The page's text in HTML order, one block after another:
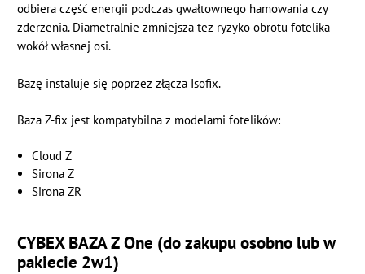
odbiera część energii podczas gwałtownego hamowania czy
zderzenia. Diametralnie zmniejsza też ryzyko obrotu fotelika
wokół własnej osi.
Bazę instaluje się poprzez złącza Isofix.
Baza Z-fix jest kompatybilna z modelami fotelików:
Cloud Z
Sirona Z
Sirona ZR
CYBEX BAZA Z One (do zakupu osobno lub w
pakiecie 2w1)